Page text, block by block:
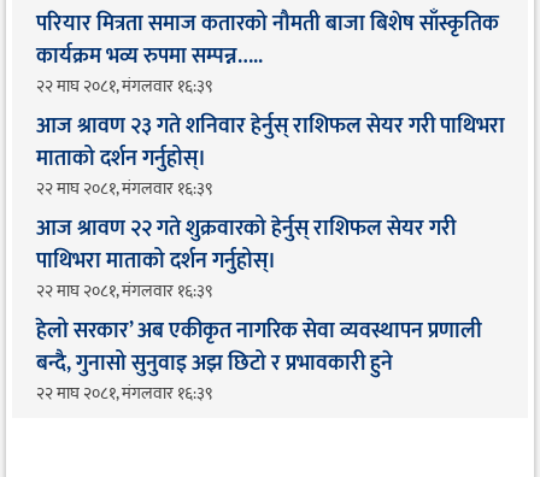
परियार मित्रता समाज कतारको नौमती बाजा बिशेष साँस्कृतिक
कार्यक्रम भव्य रुपमा सम्पन्न…..
२२ माघ २०८१, मंगलवार १६:३९
आज श्रावण २३ गते शनिवार हेर्नुस् राशिफल सेयर गरी पाथिभरा
माताको दर्शन गर्नुहोस्।
२२ माघ २०८१, मंगलवार १६:३९
आज श्रावण २२ गते शुक्रवारको हेर्नुस् राशिफल सेयर गरी
पाथिभरा माताको दर्शन गर्नुहोस्।
२२ माघ २०८१, मंगलवार १६:३९
हेलो सरकार’ अब एकीकृत नागरिक सेवा व्यवस्थापन प्रणाली
बन्दै, गुनासो सुनुवाइ अझ छिटो र प्रभावकारी हुने
२२ माघ २०८१, मंगलवार १६:३९